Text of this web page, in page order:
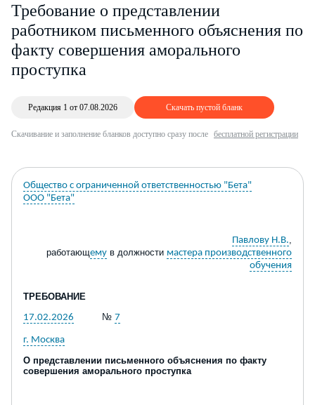
Требование о представлении
работником письменного объяснения по
факту совершения аморального
проступка
Редакция 1 от 07.08.2026 Скачать пустой бланк
Скачивание и заполнение бланков доступно сразу после бесплатной регистрации
Общество с ограниченной ответственностью "Бета"
ООО "Бета"
Павлову Н.В.
работающему в должности мастера производственного
обучения
ТРЕБОВАНИЕ
17.02.2026 № 7
г. Москва
О представлении письменного объяснения по факту
совершения аморального проступка